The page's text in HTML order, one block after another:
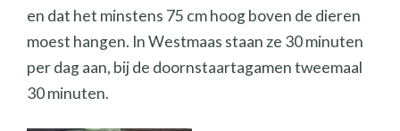
en dat het minstens 75 cm hoog boven de dieren
moest hangen. In Westmaas staan ze 30 minuten
per dag aan, bij de doornstaartagamen tweemaal
30 minuten.